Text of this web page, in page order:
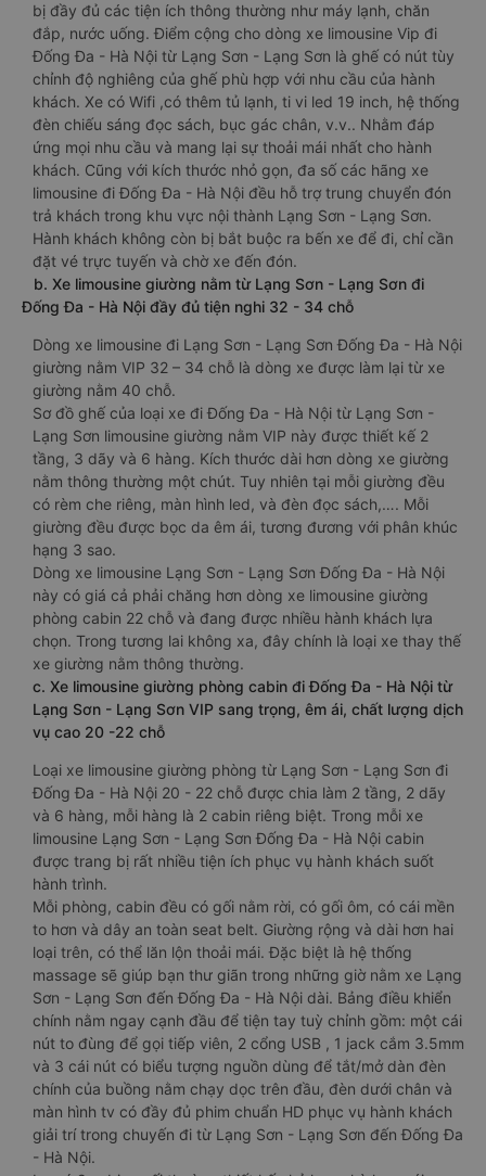
bị đầy đủ các tiện ích thông thường như máy lạnh, chăn
đắp, nước uống. Điểm cộng cho dòng xe limousine Vip đi
Đống Đa - Hà Nội từ Lạng Sơn - Lạng Sơn là ghế có nút tùy
chỉnh độ nghiêng của ghế phù hợp với nhu cầu của hành
khách. Xe có Wifi ,có thêm tủ lạnh, ti vi led 19 inch, hệ thống
đèn chiếu sáng đọc sách, bục gác chân, v.v.. Nhằm đáp
ứng mọi nhu cầu và mang lại sự thoải mái nhất cho hành
khách. Cũng với kích thước nhỏ gọn, đa số các hãng xe
limousine đi Đống Đa - Hà Nội đều hỗ trợ trung chuyển đón
trả khách trong khu vực nội thành Lạng Sơn - Lạng Sơn.
Hành khách không còn bị bắt buộc ra bến xe để đi, chỉ cần
đặt vé trực tuyến và chờ xe đến đón.
b. Xe limousine giường nằm từ Lạng Sơn - Lạng Sơn đi
Đống Đa - Hà Nội đầy đủ tiện nghi 32 - 34 chỗ
Dòng xe limousine đi Lạng Sơn - Lạng Sơn Đống Đa - Hà Nội
giường nằm VIP 32 – 34 chỗ là dòng xe được làm lại từ xe
giường nằm 40 chỗ.
Sơ đồ ghế của loại xe đi Đống Đa - Hà Nội từ Lạng Sơn -
Lạng Sơn limousine giường nằm VIP này được thiết kế 2
tầng, 3 dãy và 6 hàng. Kích thước dài hơn dòng xe giường
nằm thông thường một chút. Tuy nhiên tại mỗi giường đều
có rèm che riêng, màn hình led, và đèn đọc sách,…. Mỗi
giường đều được bọc da êm ái, tương đương với phân khúc
hạng 3 sao.
Dòng xe limousine Lạng Sơn - Lạng Sơn Đống Đa - Hà Nội
này có giá cả phải chăng hơn dòng xe limousine giường
phòng cabin 22 chỗ và đang được nhiều hành khách lựa
chọn. Trong tương lai không xa, đây chính là loại xe thay thế
xe giường nằm thông thường.
c. Xe limousine giường phòng cabin đi Đống Đa - Hà Nội từ
Lạng Sơn - Lạng Sơn VIP sang trọng, êm ái, chất lượng dịch
vụ cao 20 -22 chỗ
Loại xe limousine giường phòng từ Lạng Sơn - Lạng Sơn đi
Đống Đa - Hà Nội 20 - 22 chỗ được chia làm 2 tầng, 2 dãy
và 6 hàng, mỗi hàng là 2 cabin riêng biệt. Trong mỗi xe
limousine Lạng Sơn - Lạng Sơn Đống Đa - Hà Nội cabin
được trang bị rất nhiều tiện ích phục vụ hành khách suốt
hành trình.
Mỗi phòng, cabin đều có gối nằm rời, có gối ôm, có cái mền
to hơn và dây an toàn seat belt. Giường rộng và dài hơn hai
loại trên, có thể lăn lộn thoải mái. Đặc biệt là hệ thống
massage sẽ giúp bạn thư giãn trong những giờ nằm xe Lạng
Sơn - Lạng Sơn đến Đống Đa - Hà Nội dài. Bảng điều khiển
chính nằm ngay cạnh đầu để tiện tay tuỳ chỉnh gồm: một cái
nút to đùng để gọi tiếp viên, 2 cổng USB , 1 jack cắm 3.5mm
và 3 cái nút có biểu tượng nguồn dùng để tắt/mở dàn đèn
chính của buồng nằm chạy dọc trên đầu, đèn dưới chân và
màn hình tv có đầy đủ phim chuẩn HD phục vụ hành khách
giải trí trong chuyến đi từ Lạng Sơn - Lạng Sơn đến Đống Đa
- Hà Nội.